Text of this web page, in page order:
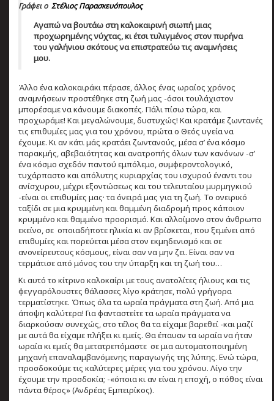
Γράφει ο Στέλιος Παρασκευόπουλος
Αγαπώ να βουτάω στη καλοκαιρινή σιωπή μιας
προχωρημένης νύχτας, κι έτσι τυλιγμένος στον πυρήνα
του γαλήνιου σκότους να επιστρατεύω τις αναμνήσεις
μου.
Άλλο ένα καλοκαιράκι πέρασε, άλλος ένας ωραίος χρόνος
αναμνήσεων προστέθηκε στη ζωή μας -όσοι τουλάχιστον
μπορέσαμε να κάνουμε διακοπές. Πάλι πίσω τώρα, και
προχωράμε! Και μεγαλώνουμε, δυστυχώς! Και κρατάμε ζωντανές
τις επιθυμίες μας για του χρόνου, πρώτα ο Θεός υγεία να
έχουμε. Κι αν κάτι μάς κρατάει ζωντανούς, μέσα σ’ ένα κόσμο
παρακμής, αβεβαιότητας και ανατροπής όλων των κανόνων -σ’
ένα κόσμο σχεδόν παντού εμπόλεμο, συμφεροντολογικό,
τυχάρπαστο και απόλυτης κυριαρχίας του ισχυρού έναντι του
ανίσχυρου, μέχρι εξοντώσεως και του τελευταίου μυρμηγκιού
-είναι οι επιθυμίες μας· τα όνειρά μας για τη ζωή. Το ονειρικό
ταξίδι σε μια κρυμμένη και θαμμένη διαδρομή προς κάποιον
κρυμμένο και θαμμένο προορισμό. Και αλλοίμονο στον άνθρωπο
εκείνο, σε οποιαδήποτε ηλικία κι αν βρίσκεται, που ξεμένει από
επιθυμίες και πορεύεται μέσα στον εκμηδενισμό και σε
ανονείρευτους κόσμους, είναι σαν να μην ζει. Είναι σαν να
τερμάτισε από μόνος του την ύπαρξη και τη ζωή του…
Κι αυτό το κίτρινο καλοκαίρι με τους ανατολίτες ήλιους και τις
φεγγαρόλουστες θάλασσες λίγο κράτησε, πολύ γρήγορα
τερματίστηκε. Όπως όλα τα ωραία πράγματα στη ζωή. Από μια
άποψη καλύτερα! Για φανταστείτε τα ωραία πράγματα να
διαρκούσαν συνεχώς, στο τέλος θα τα είχαμε βαρεθεί -και μαζί
με αυτά θα είχαμε πλήξει κι εμείς. Θα έπαυαν τα ωραία να ήταν
ωραία κι εμείς θα μετατρεπόμαστε σε μια αυτοματοποιημένη
μηχανή επαναλαμβανόμενης παραγωγής της λύπης. Ενώ τώρα,
προσδοκούμε τις καλύτερες μέρες για του χρόνου. Λίγο την
έχουμε την προσδοκία; -«όποια κι αν είναι η εποχή, ο πόθος είναι
πάντα θέρος» (Ανδρέας Εμπειρίκος).